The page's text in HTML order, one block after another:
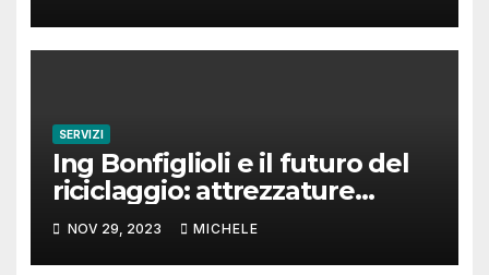
SERVIZI
Ing Bonfiglioli e il futuro del
riciclaggio: attrezzature
mobili che fanno la differenza
NOV 29, 2023 MICHELE